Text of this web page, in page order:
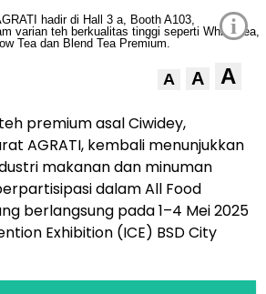
i
A A A
premium asal Ciwidey,
AGRATI, kembali menunjukkan
makanan dan minuman
dalam All Food
berlangsung pada 1–4 Mei 2025
Exhibition (ICE) BSD City